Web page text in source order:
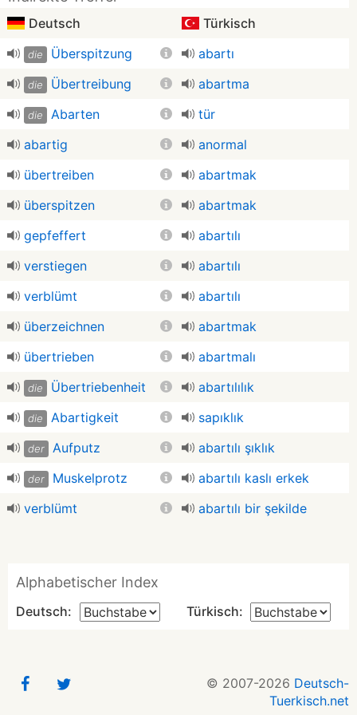
Deutsch Türkisch
die Überspitzung abartı
die Übertreibung abartma
die Abarten
tür
abartig
anormal
übertreiben
abartmak
überspitzen
abartmak
gepfeffert
abartılı
verstiegen
abartılı
verblümt
abartılı
überzeichnen
abartmak
übertrieben
abartmalı
die Übertriebenheit abartılılık
die Abartigkeit sapıklık
der Aufputz abartılı şıklık
der Muskelprotz
abartılı kaslı erkek
verblümt
abartılı bir şekilde
Alphabetischer Index
Deutsch: Türkisch:
© 2007-2026 Deutsch-
Tuerkisch.net